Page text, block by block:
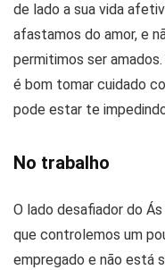
de lado a sua vida
afastamos do amor, e
permitimos ser
é bom tomar cuidado
pode estar te
No trabalho
O lado desafiador do
que controlemos um
empregado e não está